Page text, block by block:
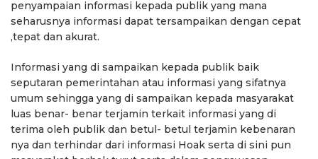
penyampaian informasi kepada publik yang mana
seharusnya informasi dapat tersampaikan dengan cepat
,tepat dan akurat.
Informasi yang di sampaikan kepada publik baik
seputaran pemerintahan atau informasi yang sifatnya
umum sehingga yang di sampaikan kepada masyarakat
luas benar- benar terjamin terkait informasi yang di
terima oleh publik dan betul- betul terjamin kebenaran
nya dan terhindar dari informasi Hoak serta di sini pun